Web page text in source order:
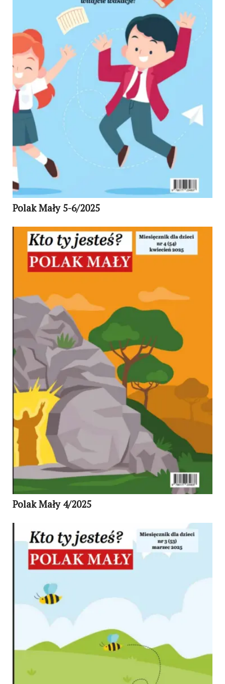
Polak Mały 5-6/2025
Polak Mały 4/2025